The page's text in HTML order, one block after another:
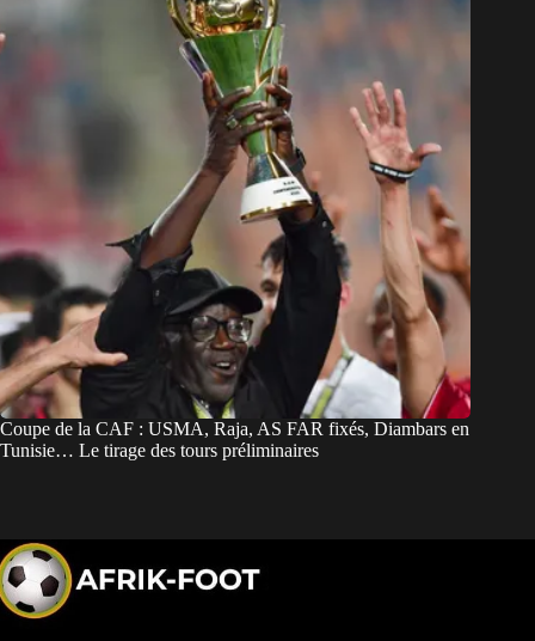
Coupe de la CAF : USMA, Raja, AS FAR fixés, Diambars en
Tunisie… Le tirage des tours préliminaires